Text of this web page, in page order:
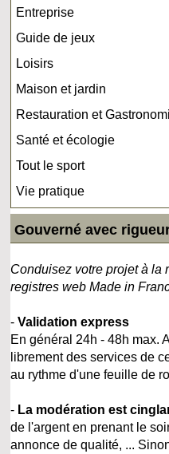
Entreprise
Guide de jeux
Loisirs
Maison et jardin
Restauration et
Santé et écologie
Tout le sport
Vie pratique
Gouverné avec
Conduisez votre projet à la
registres web Made in
-Validation express
En général 24h - 48h max.
librement des services de
au rythme d'une feuille de
- La modération est
de l'argent en prenant le
annonce de qualité, ...